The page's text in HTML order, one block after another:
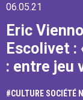
06.05.21
Eric
Escolivet :
: entre jeu
#CULTURE SOCIÉTÉ